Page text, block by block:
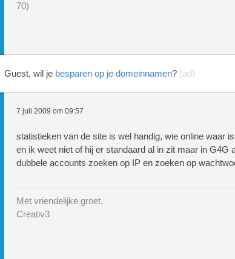
70)
Guest, wil je besparen op je domeinnamen? (ad)
7 juli 2009 om 09:57
statistieken van de site is wel handig, wie online waar
en ik weet niet of hij er standaard al in zit maar in G4G
dubbele accounts zoeken op IP en zoeken op
Met vriendelijke groet,
Creativ3